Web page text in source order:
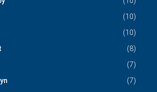
(10)
(10)
(8)
(7)
(7)